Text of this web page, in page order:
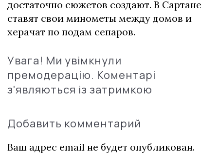
достаточно сюжетов создают. В Сартане
ставят свои минометы между домов и
херачат по подам сепаров.
Увага! Ми увімкнули
премодерацію. Коментарі
з'являються із затримкою
Добавить комментарий
Ваш адрес email не будет опубликован.